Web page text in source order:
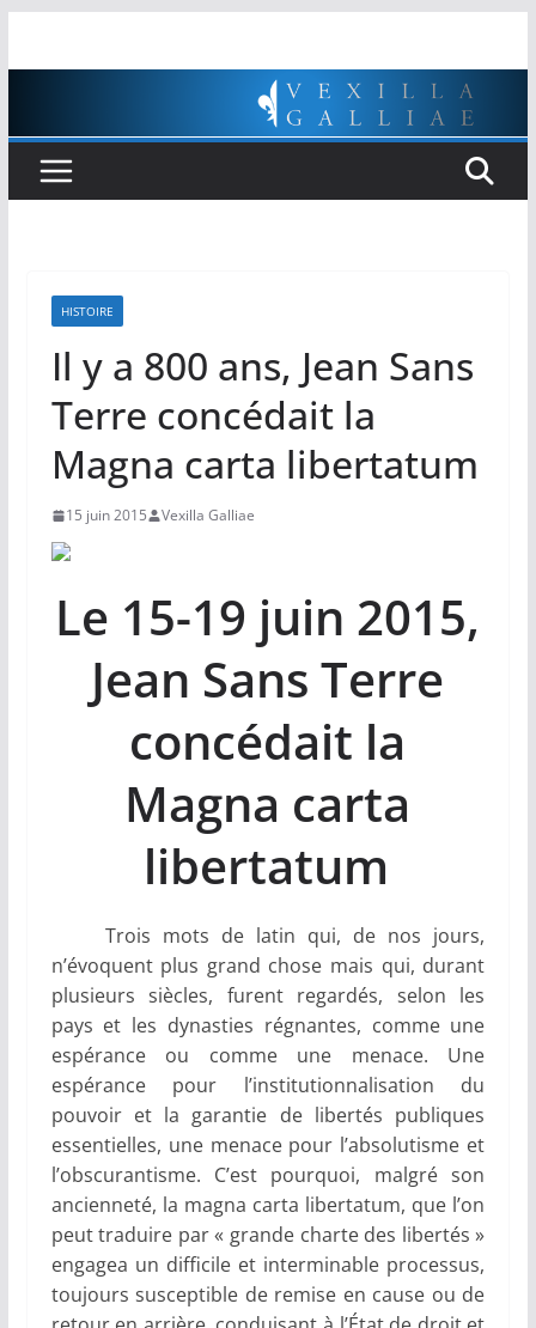
HISTOIRE
Il y a 800 ans, Jean Sans
Terre concédait la
Magna carta libertatum
15 juin 2015 Vexilla Galliae
Le 15-19 juin 2015,
Jean Sans Terre
concédait la
Magna carta
libertatum
Trois mots de latin qui, de nos jours,
n’évoquent plus grand chose mais qui, durant
plusieurs siècles, furent regardés, selon les
pays et les dynasties régnantes, comme une
espérance ou comme une menace. Une
espérance pour l’institutionnalisation du
pouvoir et la garantie de libertés publiques
essentielles, une menace pour l’absolutisme et
l’obscurantisme. C’est pourquoi, malgré son
ancienneté, la magna carta libertatum, que l’on
peut traduire par « grande charte des libertés »
engagea un difficile et interminable processus,
toujours susceptible de remise en cause ou de